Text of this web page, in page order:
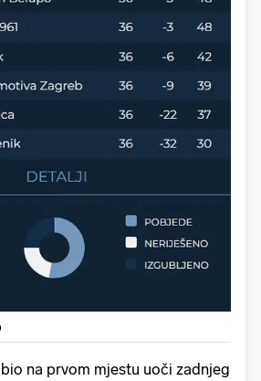
na prvom mjestu uoči zadnjeg